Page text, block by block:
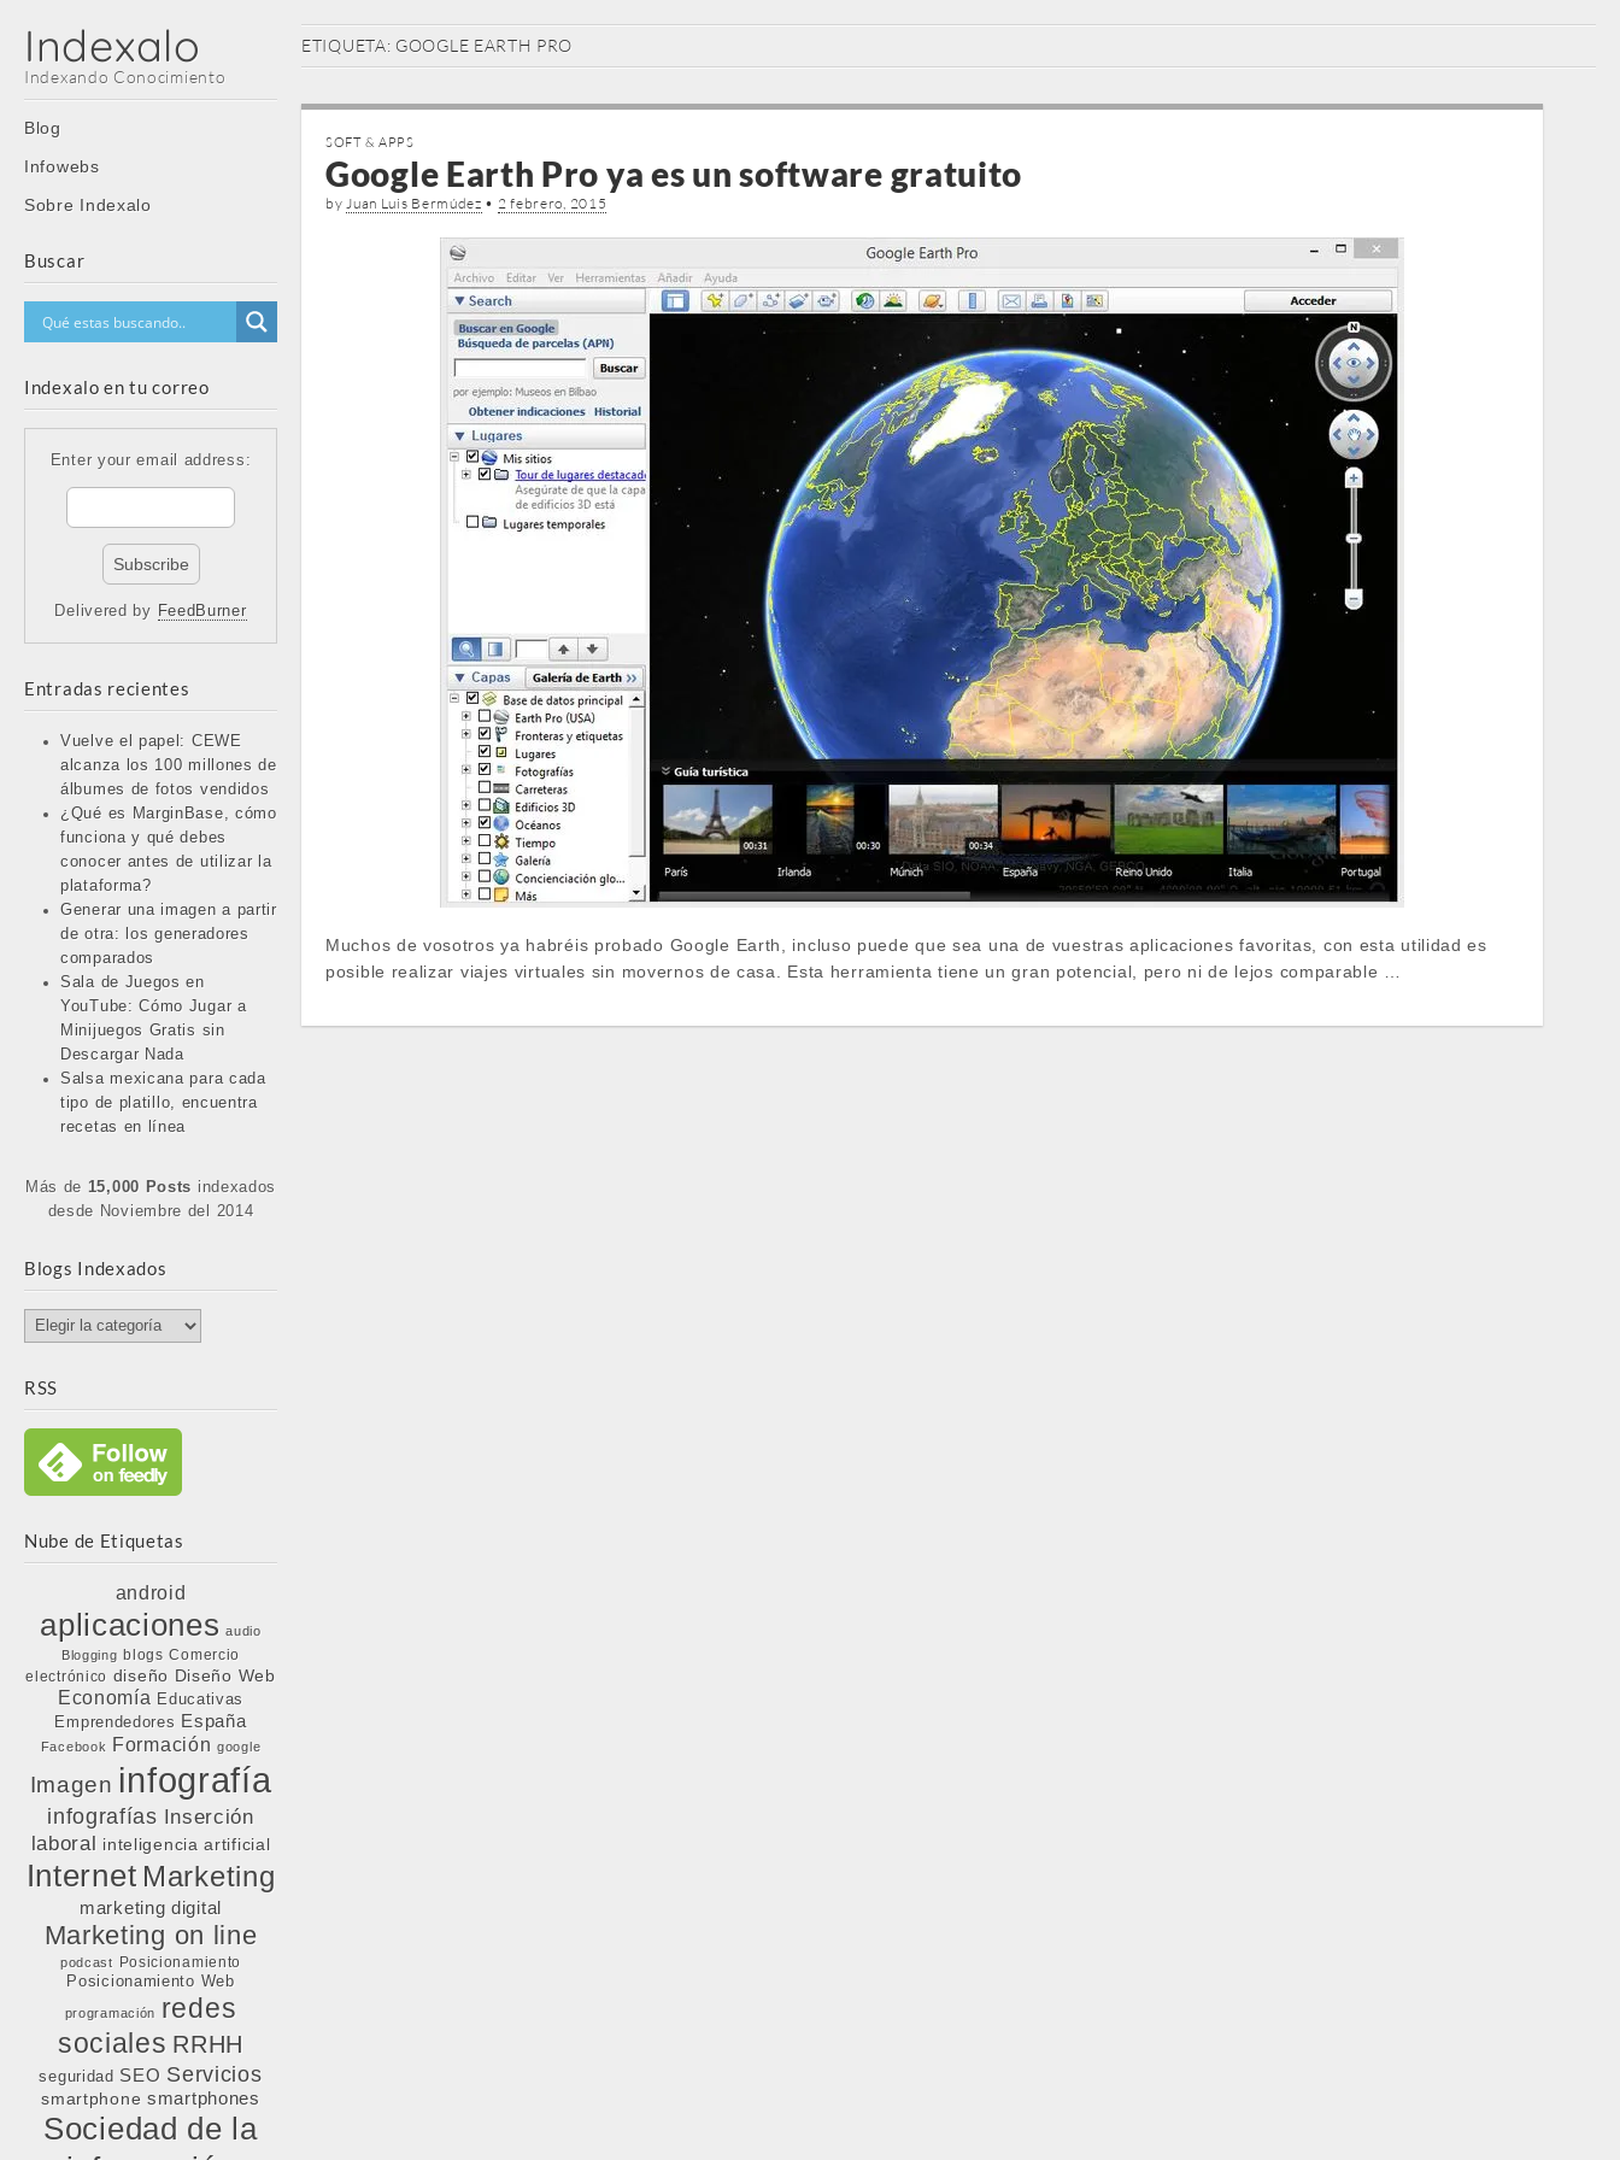
Indexalo
Indexando Conocimiento
Main
menu
Skip
content
Blog
Infowebs
Sobre Indexalo
Buscar
Indexalo en tu correo
Enter your email address:
Delivered by FeedBurner
Entradas recientes
Vuelve el papel: CEWE
alcanza los 100 millones de
álbumes de fotos vendidos
¿Qué es MarginBase, cómo
funciona y qué debes
conocer antes de utilizar la
plataforma?
Generar una imagen a partir
de otra: los generadores
comparados
Sala de Juegos en
YouTube: Cómo Jugar a
Minijuegos Gratis sin
Descargar Nada
Salsa mexicana para cada
tipo de platillo, encuentra
recetas en línea
Más de 15,000 Posts indexados
desde Noviembre del 2014
Blogs Indexados
Blogs
Indexados
RSS
Nube de Etiquetas
android
aplicaciones audio
Blogging blogs Comercio
electrónico diseño Diseño Web
Economía Educativas
Emprendedores España
Facebook Formación google
Imagen infografía
infografías Inserción
laboral inteligencia artificial
Internet Marketing
marketing digital
Marketing on line
podcast
Posicionamiento
Posicionamiento Web
programación redes
sociales RRHH
seguridad SEO Servicios
smartphone smartphones
Sociedad de la
ETIQUETA: GOOGLE EARTH PRO
SOFT & APPS
Google Earth Pro ya es un software gratuito
byJuan Luis Bermúdez • 2 febrero, 2015
Muchos de vosotros ya habréis probado Google Earth, incluso puede que sea una de vuestras aplicaciones favoritas, con esta utilidad es
posible realizar viajes virtuales sin movernos de casa. Esta herramienta tiene un gran potencial, pero ni de lejos comparable …